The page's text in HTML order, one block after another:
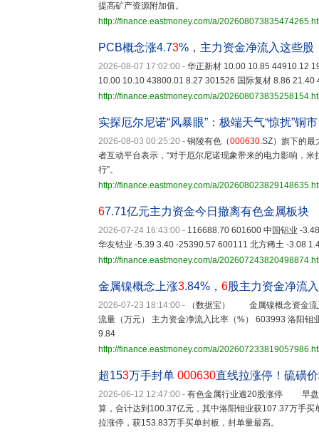
提高矿产资源附加值。
http://finance.eastmoney.com/a/
PCB概念涨4.73%，主力资金净流入这些股
2026-08-07 17:02:00 - 华正新材 10.00 10.85 44910.12
10.00 10.10 43800.01 8.27 301526 国际复材 8.86
http://finance.eastmoney.com/a/
实探厄尔尼诺“风暴眼”：极端天气“惊扰”铜
2026-08-03 00:25:20 - 铜陵有色（000630.SZ）旗下的
者互动平台表示，“对于厄尔尼诺现象带来的电力影响，
行”。
http://finance.eastmoney.com/a/
67.71亿元主力资金今日撤离有色金属板块
2026-07-24 16:43:00 - 116688.70 601600 中国铝业 -
华友钴业 -5.39 3.40 -25390.57 600111 北方稀土 -3.08
http://finance.eastmoney.com/a/
金属镍概念上涨3.84%， 6股主力资金净流
2026-07-23 18:14:00 -
（数据宝） 金属镍概念资金
流量（万元） 主力资金净流入比率（%） 603993 洛阳
9.84
http://finance.eastmoney.com/a/
超153万手封单 000630直线拉涨停！硫磺
2026-06-12 12:47:00 - 有色金属行业逾20股涨停 早盘
算，合计达到100.37亿元，其中洛阳钼业获107.37万手
拉涨停，获153.83万手买单封板，封单量最高。